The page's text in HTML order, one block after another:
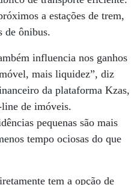
a estações de trem,
de ônibus.
influencia nos ganhos
mais liquidez”, diz
da plataforma Kzas,
de imóveis.
pequenas são mais
tempo ociosas do que
tem a opção de